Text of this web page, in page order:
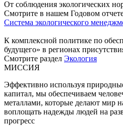
От соблюдения экологических
Смотрите в нашем Годовом
Система экологического
К комплексной политике по
будущего» в регионах
Смотрите раздел Экология
МИССИЯ
Эффективно используя
капитал, мы обеспечиваем
металлами, которые делают мир
воплощать надежды людей на
прогресс